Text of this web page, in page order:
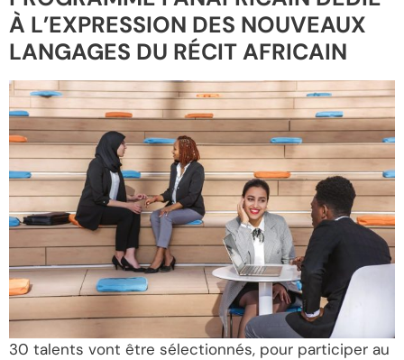
À L’EXPRESSION DES NOUVEAUX
LANGAGES DU RÉCIT AFRICAIN
30 talents vont être sélectionnés, pour participer au